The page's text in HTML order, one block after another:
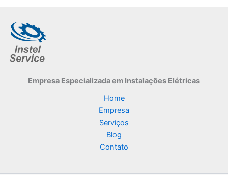
Empresa Especializadaem Instalações Elétricas
Home
Empresa
Serviços
Blog
Contato